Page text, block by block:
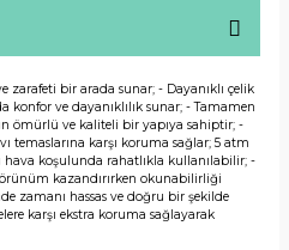
zarafeti bir arada sunar; - Dayanıklı çelik
ve dayanıklılık sunar; - Tamamen
ömürlü ve kaliteli bir yapıya sahiptir; -
temaslarına karşı koruma sağlar; 5 atm
koşulunda rahatlıkla kullanılabilir; -
kazandırırken okunabilirliği
zamanı hassas ve doğru bir şekilde
karşı ekstra koruma sağlayarak